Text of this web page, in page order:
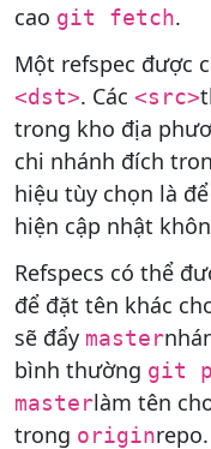
cao git fetch.
Một refspec được
<dst>. Các <src>
trong kho địa
chi nhánh đích
hiệu tùy chọn là
hiện cập nhật
Refspecs có thể
để đặt tên khác
sẽ đẩy master
bình thường git
masterlàm tên
trong origin